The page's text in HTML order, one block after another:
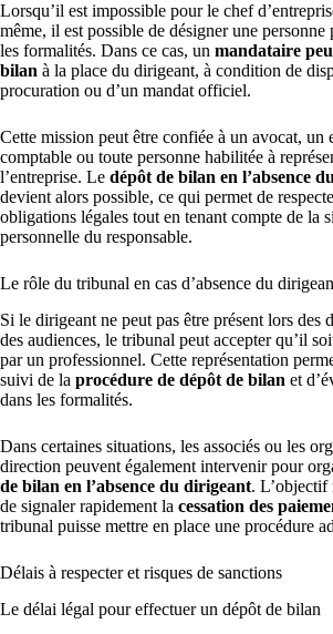
Lorsqu’il est impossible pour le chef
même, il est possible de désigner une personne
les formalités. Dans ce cas, un mandataire
bilan à la place du dirigeant, à condition de
procuration ou d’un mandat officiel.
Cette mission peut être confiée à un avocat, un
comptable ou toute personne habilitée à
l’entreprise. Le dépôt de bilan en l’absence
devient alors possible, ce qui permet de
obligations légales tout en tenant compte de la
personnelle du responsable.
Le rôle du tribunal en cas d’absence du
Si le dirigeant ne peut pas être présent lors des
des audiences, le tribunal peut accepter qu’il
par un professionnel. Cette représentation
suivi de la procédure de dépôt de bilan et
dans les formalités.
Dans certaines situations, les associés ou les
direction peuvent également intervenir pour
de bilan en l’absence du dirigeant. L’objectif
de signaler rapidement la cessation des
tribunal puisse mettre en place une procédure
Délais à respecter et risques de sanctions
Le délai légal pour effectuer un dépôt de bilan